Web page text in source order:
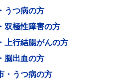
うつ病の方
極性障害の方
行結腸がんの方
脳出血の方
・うつ病の方